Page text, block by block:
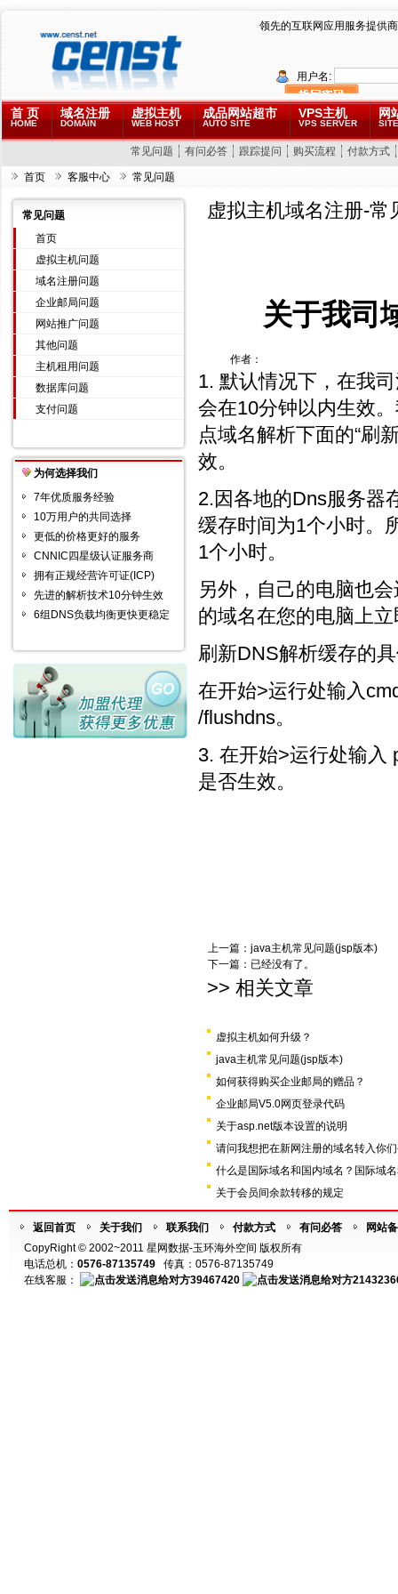
领先的互联网应用服务提供商
用户名:
首 页
HOME
域名注册
DOMAIN
虚拟主机
WEB HOST
成品网站超市
AUTO SITE
VPS主机
VPS SERVER
网
常见问题 有问必答 跟踪提问 购买流程 付款方式
首页 客服中心 常见问题
常见问题
首页
虚拟主机问题
域名注册问题
企业邮局问题
网站推广问题
其他问题
主机租用问题
数据库问题
支付问题
为何选择我们
7年优质服务经验
10万用户的共同选择
更低的价格更好的服务
CNNIC四星级认证服务商
拥有正规经营许可证(ICP)
先进的解析技术10分钟生效
6组DNS负载均衡更快更稳定
虚拟主机域名注册-常
关于我司
作者：
1. 默认情况下，在我
会在10分钟以内生效
点域名解析下面的“刷
效。
2.因各地的Dns服务器
缓存时间为1个小时。
1个小时。
另外，自己的电脑也
的域名在您的电脑上
刷新DNS解析缓存的
在开始>运行处输入
/flushdns。
3. 在开始>运行处输入
是否生效。
上一篇： java主机常见问题(jsp版本)
下一篇：已经没有了。
>> 相关文章
虚拟主机如何升级？
java主机常见问题(jsp版本)
如何获得购买企业邮局的赠品？
企业邮局V5.0网页登录代码
关于asp.net版本设置的说明
请问我想把在新网注册的域名转入你
什么是国际域名和国内域名？国际域
关于会员间余款转移的规定
返回首页 关于我们 联系我们 付款方式 有问必答
网站
CopyRight © 2002~2011 星网数据-玉环海外空间 版权所有
电话总机： 0576-87135749 传真：0576-87135749
在线客服：
39467420